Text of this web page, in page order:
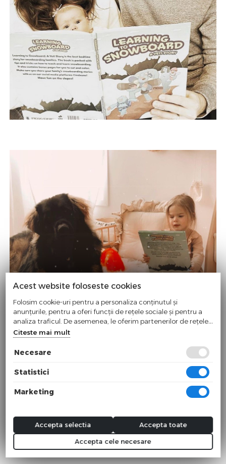
BalaclaveUn design al balaclavelor nou si imbunatatit
Mentine-ti confortul termic cu balaclavele MDXONE din
material Polar Fleece care se pun peste casca Material polar
fata (full face) si/sau protectie in zona gatului Respirabila & se
usuca rapid Coarda elastica ajustabila care permite ajustarea
pentru a asezare mai stransa sau mai larga
Acest website foloseste cookies
Folosim cookie-uri pentru a personaliza conținutul și
anunțurile, pentru a oferi funcții de rețele sociale și pentru a
analiza traficul. De asemenea, le oferim partenerilor de rețele
sociale, de publicitate și de analize informații cu privire la
modul în care folosiți site-ul nostru. Aceștia le pot combina cu
alte informații oferite de dvs. sau culese în urma folosirii
Citeste mai mult
Necesare
Statistici
Marketing
Accepta cele necesare
Accepta selectia Accepta toate